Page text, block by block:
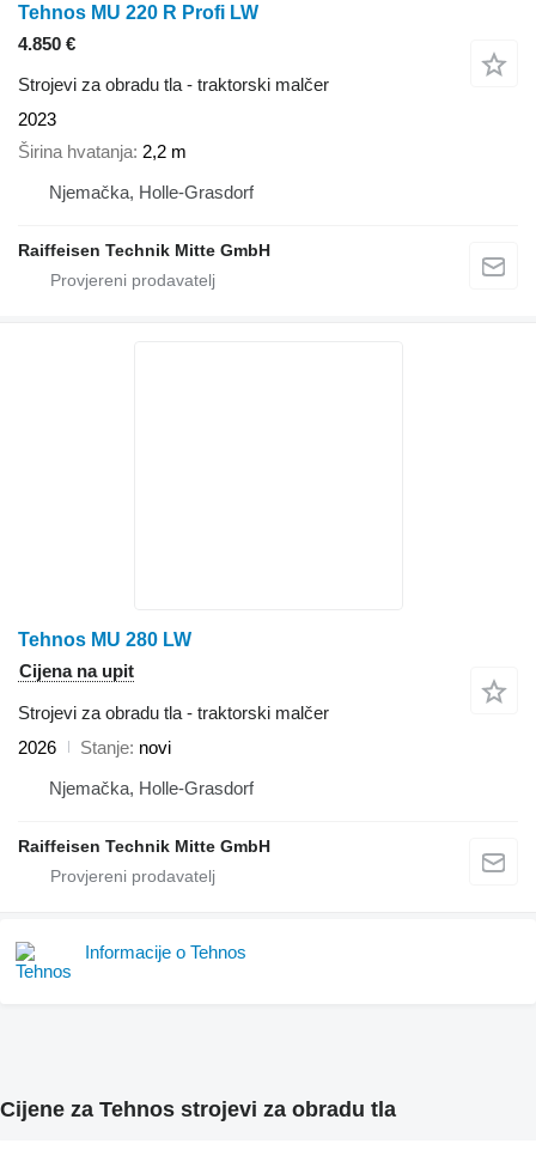
Tehnos MU 220 R Profi LW
4.850 €
Strojevi za obradu tla - traktorski malčer
2023
Širina hvatanja 2,2 m
Njemačka, Holle-Grasdorf
Raiffeisen Technik Mitte GmbH
Tehnos MU 280 LW
Cijena na upit
Strojevi za obradu tla - traktorski malčer
2026
Stanje novi
Njemačka, Holle-Grasdorf
Raiffeisen Technik Mitte GmbH
Informacije o Tehnos
Cijene za Tehnos strojevi za obradu tla